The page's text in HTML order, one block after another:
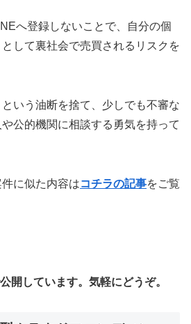
へ登録しないことで、自分の個
して裏社会で売買されるリスクを
という油断を捨て、少しでも不審な
公的機関に相談する勇気を持って
に似た内容はコチラの記事をご覧
開しています。気軽にどうぞ。